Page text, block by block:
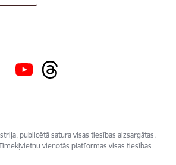
publicētā satura visas tiesības aizsargātas.
vienotās platformas visas tiesības